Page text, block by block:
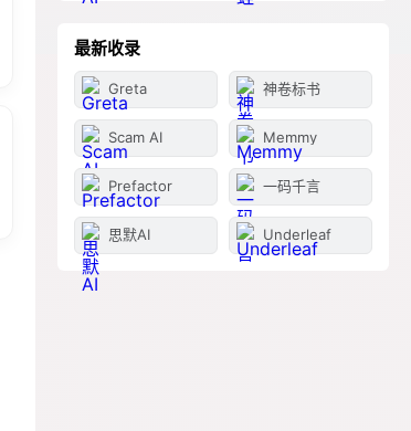
最新收录
Greta 神卷标书
Scam AI Memmy
Prefactor 一码千言
思默AI Underleaf